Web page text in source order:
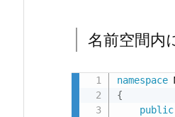
前
空
内
に
名前空間内
namespace
{
public